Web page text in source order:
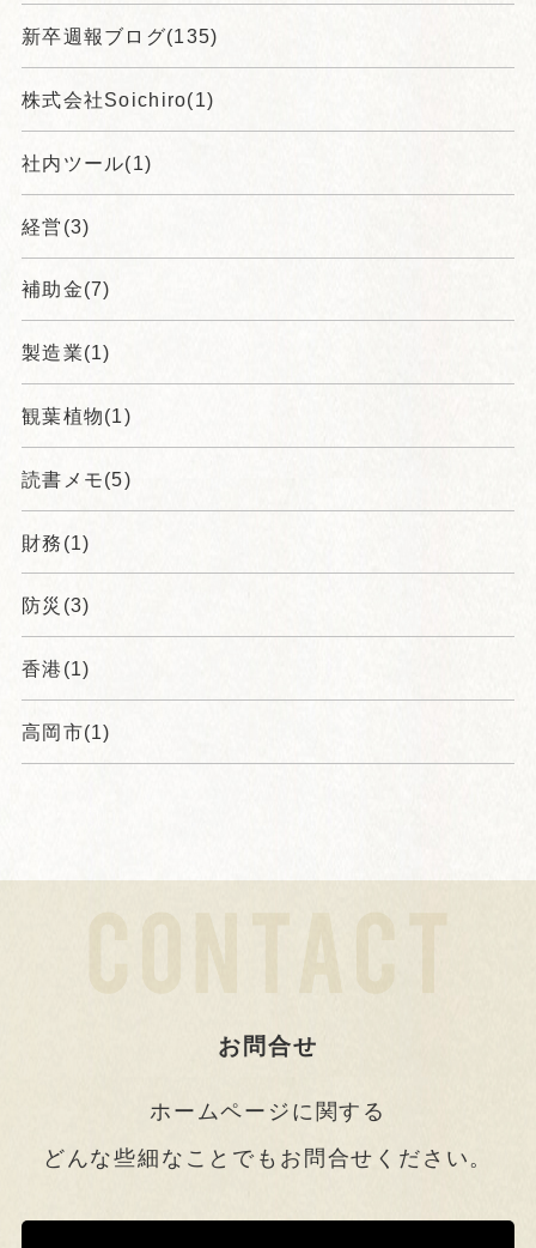
新卒週報ブログ(135)
株式会社Soichiro(1)
社内ツール(1)
経営(3)
補助金(7)
製造業(1)
観葉植物(1)
読書メモ(5)
財務(1)
防災(3)
香港(1)
高岡市(1)
お問合せ
ホームページに関する
どんな些細なことでもお問合せください。